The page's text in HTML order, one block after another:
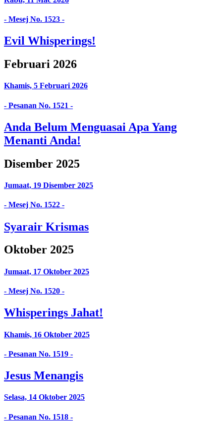
- Mesej No. 1523 -
Evil Whisperings!
Februari 2026
Khamis, 5 Februari 2026
- Pesanan No. 1521 -
Anda Belum Menguasai Apa Yang
Menanti Anda!
Disember 2025
Jumaat, 19 Disember 2025
- Mesej No. 1522 -
Syarair Krismas
Oktober 2025
Jumaat, 17 Oktober 2025
- Mesej No. 1520 -
Whisperings Jahat!
Khamis, 16 Oktober 2025
- Pesanan No. 1519 -
Jesus Menangis
Selasa, 14 Oktober 2025
- Pesanan No. 1518 -